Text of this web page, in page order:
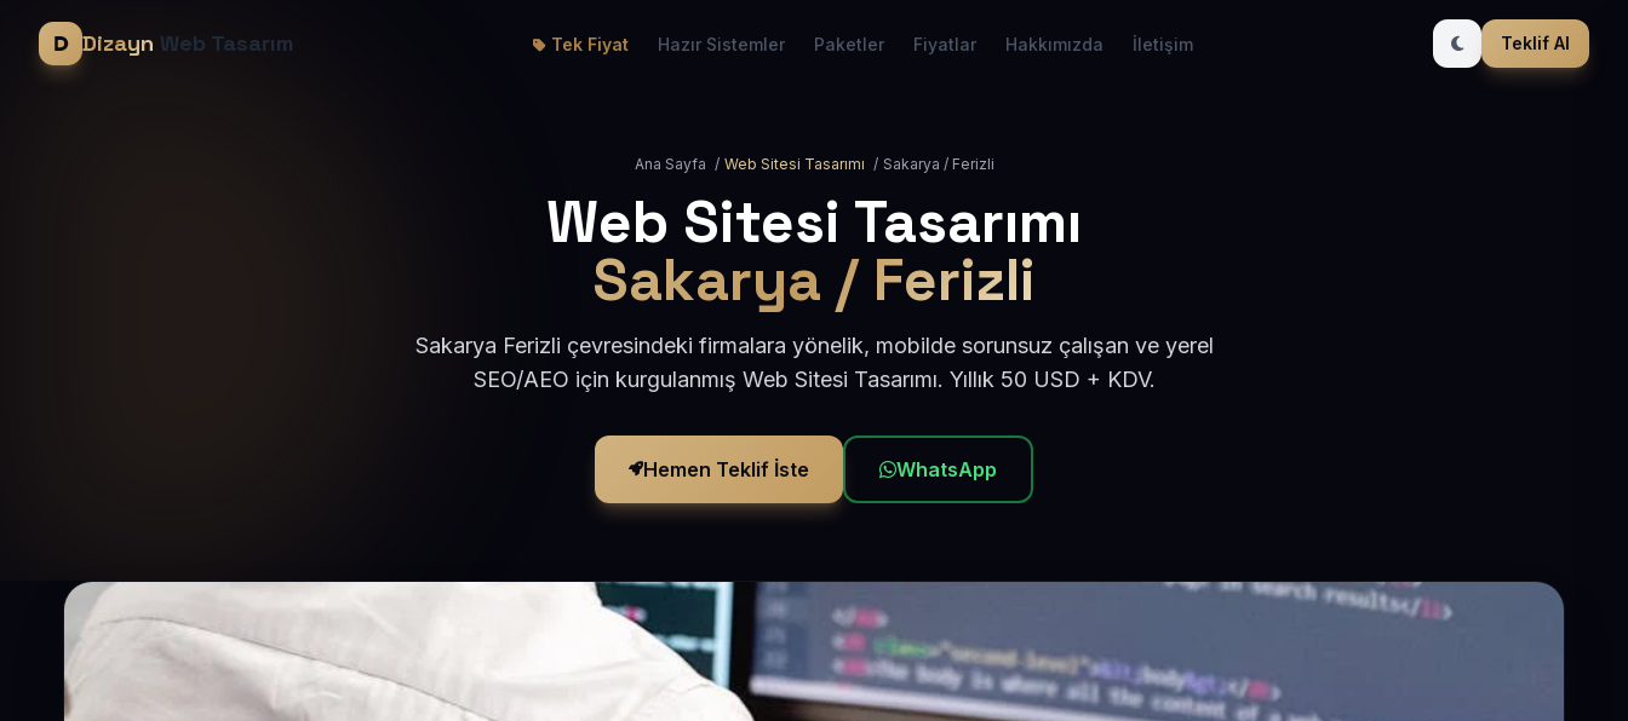
Dizayn Web Tasarım Tek Fiyat Hazır Sistemler Paketler Fiyatlar Hakkımızda İletişim Teklif Al
Ana Sayfa / Web Sitesi Tasarımı / Sakarya / Ferizli
Web Sitesi Tasarımı
Sakarya / Ferizli
Sakarya Ferizli çevresindeki firmalara yönelik, mobilde sorunsuz çalışan ve yerel
SEO/AEO için kurgulanmış Web Sitesi Tasarımı. Yıllık 50 USD + KDV.
Hemen Teklif İste WhatsApp